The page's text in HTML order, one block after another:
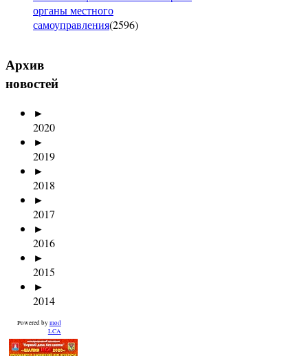
органы местного
самоуправления(2596)
Архив
новостей
►
2020
►
2019
►
2018
►
2017
►
2016
►
2015
►
2014
Powered by mod
LCA